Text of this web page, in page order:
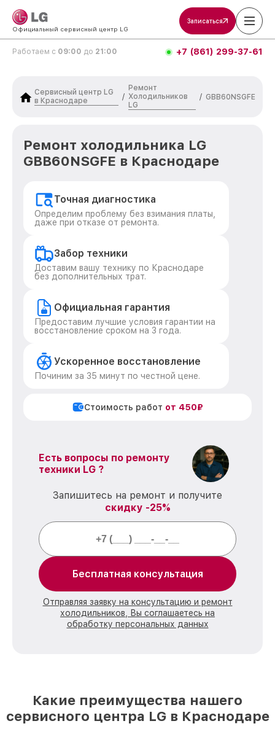
Официальный сервисный центр LG
Записаться
Работаем с 09:00 до 21:00 +7 (861) 299-37-61
Сервисный центр LG
в Краснодаре
/
Ремонт
Холодильников
LG
/ GBB60NSGFE
Ремонт холодильника LG
GBB60NSGFE в Краснодаре
Точная диагностика
Определим проблему без взимания платы,
даже при отказе от ремонта.
Забор техники
Доставим вашу технику по Краснодаре
без дополнительных трат.
Официальная гарантия
Предоставим лучшие условия гарантии на
восстановление сроком на 3 года.
Ускоренное восстановление
Починим за 35 минут по честной цене.
Стоимость работ от 450₽
Есть вопросы по ремонту
техники LG ?
Запишитесь на ремонт и получите
скидку -25%
Бесплатная консультация
Отправляя заявку на консультацию и ремонт
холодильников, Вы соглашаетесь на
обработку персональных данных
Какие преимущества нашего
сервисного центра LG в Краснодаре